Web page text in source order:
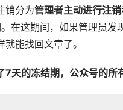
销分为管理者主动进行注销
在这期间，如果管理员发
就能找回文章了。
7天的冻结期，公众号的所